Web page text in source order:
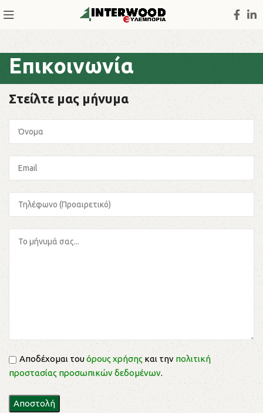
Επικοινωνία
Στείλτε μας μήνυμα
Αποδέχομαι τουόρους χρήσηςκαι τηνπολιτική
προστασίας προσωπικών δεδομένων.